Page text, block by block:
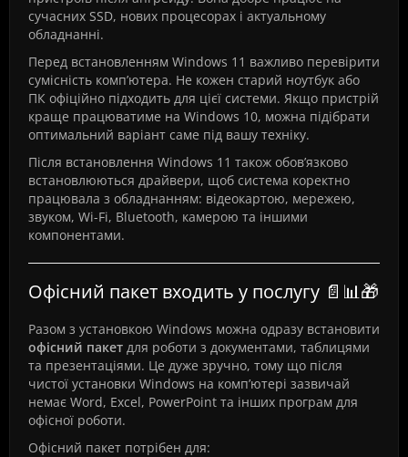
сучасних SSD, нових процесорах і актуальному
обладнанні.
Перед встановленням Windows 11 важливо перевірити
сумісність комп’ютера. Не кожен старий ноутбук або
ПК офіційно підходить для цієї системи. Якщо пристрій
краще працюватиме на Windows 10, можна підібрати
оптимальний варіант саме під вашу техніку.
Після встановлення Windows 11 також обов’язково
встановлюються драйвери, щоб система коректно
працювала з обладнанням: відеокартою, мережею,
звуком, Wi-Fi, Bluetooth, камерою та іншими
компонентами.
Офісний пакет входить у послугу 📄📊🎁
Разом з установкою Windows можна одразу встановити
офісний пакет для роботи з документами, таблицями
та презентаціями. Це дуже зручно, тому що після
чистої установки Windows на комп’ютері зазвичай
немає Word, Excel, PowerPoint та інших програм для
офісної роботи.
Офісний пакет потрібен для: